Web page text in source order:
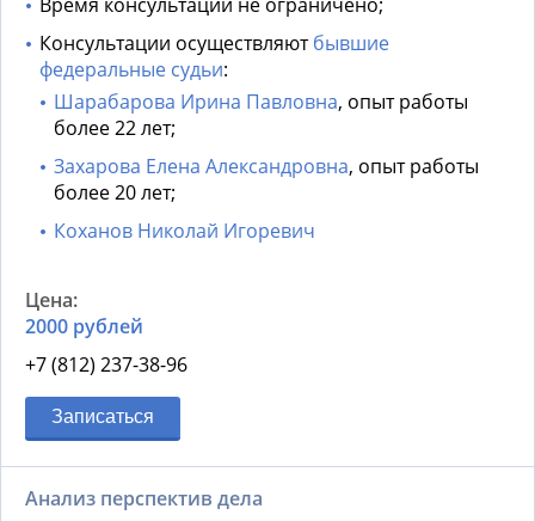
Консультации осуществляютбывшие
федеральные судьи:
Шарабарова Ирина Павловна, опыт работы
более 22 лет;
Захарова Елена Александровна, опыт работы
более 20 лет;
Коханов Николай Игоревич
2000 рублей
+7 (812) 237-38-96
Записаться
Анализ перспектив дела